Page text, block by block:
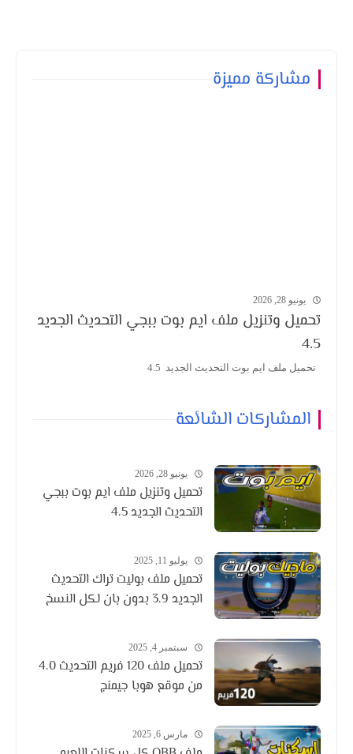
مشاركة مميزة
يونيو 28, 2026
تحميل وتنزيل ملف ايم بوت ببجي التحديث الجديد
4.5
تحميل ملف ايم بوت التحديث الجديد 4.5
المشاركات الشائعة
يونيو 28, 2026
تحميل وتنزيل ملف ايم بوت ببجي
التحديث الجديد 4.5
يوليو 11, 2025
تحميل ملف بوليت تراك التحديث
الجديد 3.9 بدون بان لكل النسخ
سبتمبر 4, 2025
تحميل ملف 120 فريم التحديث 4.0
من موقع هوبا جيمنج
مارس 6, 2025